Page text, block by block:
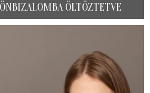
ÖLTÖZTETVE